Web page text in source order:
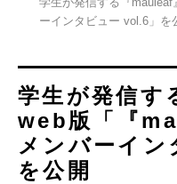
ーインタビュー vol.6」を
学生が発信す
web版「『
メンバーイ
を公開